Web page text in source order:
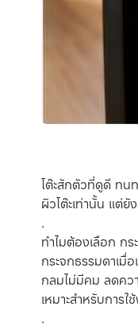
โต๊ะสักตัวที่ดูดี ทนท
ผิวโต๊ะเท่านั้น แต่
.
ทำไมต้องเลือก กร
กระจกธรรมดาเมื่
กลมไม่มีคม ลดคว
เหมาะสำหรับการใ
.